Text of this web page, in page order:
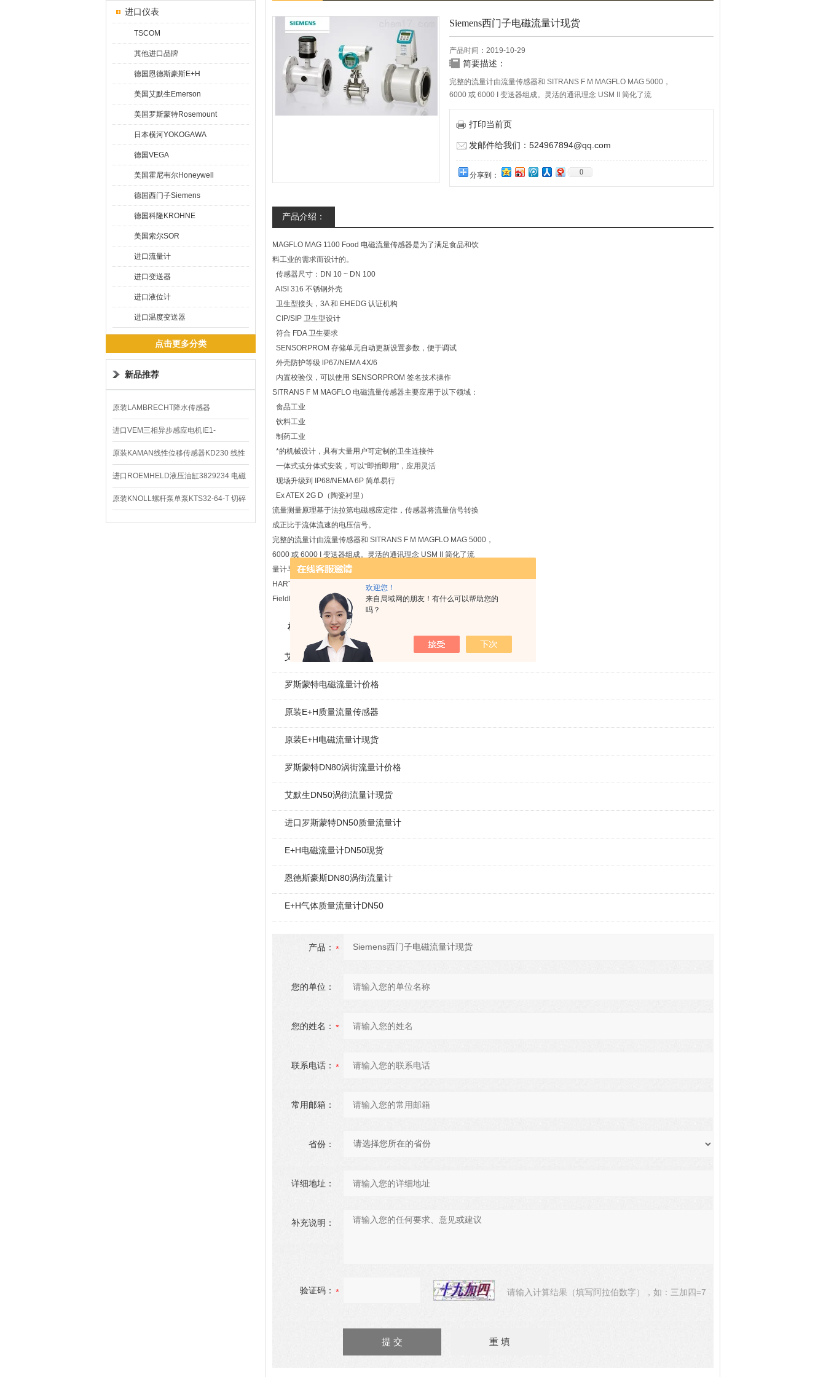
欢迎您！
来自局域网的朋友！有什么可以帮助您的
吗？
进口仪表
TSCOM
其他进口品牌
德国恩德斯豪斯E+H
美国艾默生Emerson
美国罗斯蒙特Rosemount
日本横河YOKOGAWA
德国VEGA
美国霍尼韦尔Honeywell
德国西门子Siemens
德国科隆KROHNE
美国索尔SOR
进口流量计
进口变送器
进口液位计
进口温度变送器
点击更多分类
新品推荐
原装LAMBRECHT降水传感器
00.14575.20气象仪
进口VEM三相异步感应电机IE1-
K21R80G4马达
原装KAMAN线性位移传感器KD230 线性
编码器
进口ROEMHELD液压油缸3829234 电磁
阀定位器
原装KNOLL螺杆泵单泵KTS32-64-T 切碎
排屑机
Siemens西门子电磁流量计现货
产品时间：2019-10-29
简要描述：
完整的流量计由流量传感器和 SITRANS F M MAGFLO MAG 5000，
6000 或 6000 I 变送器组成。灵活的通讯理念 USM II 简化了流
量计与众多不同总线系统的集成和升级。
打印当前页
发邮件给我们：524967894@qq.com
分享到： 0
产品介绍：
MAGFLO MAG 1100 Food 电磁流量传感器是为了满足食品和饮
料工业的需求而设计的。
传感器尺寸：DN 10 ~ DN 100
AISI 316 不锈钢外壳
卫生型接头，3A 和 EHEDG 认证机构
CIP/SIP 卫生型设计
符合 FDA 卫生要求
SENSORPROM 存储单元自动更新设置参数，便于调试
外壳防护等级 lP67/NEMA 4X/6
内置校验仪，可以使用 SENSORPROM 签名技术操作
SITRANS F M MAGFLO 电磁流量传感器主要应用于以下领域：
食品工业
饮料工业
制药工业
*的机械设计，具有大量用户可定制的卫生连接件
一体式或分体式安装，可以“即插即用”，应用灵活
现场升级到 IP68/NEMA 6P 简单易行
Ex ATEX 2G D（陶瓷衬里）
流量测量原理基于法拉第电磁感应定律，传感器将流量信号转换
成正比于流体流速的电压信号。
完整的流量计由流量传感器和 SITRANS F M MAGFLO MAG 5000，
6000 或 6000 I 变送器组成。灵活的通讯理念 USM II 简化了流
量计与众多不同总线系统的集成和升级。这些总线系统包括：
HART，PROFIBUS DP&PA，MODBUS，RTU/RS485 FOUNDAT10N
Fieldbus H1，DeviceNet
相关产品
艾默生DN50质量流量计
罗斯蒙特电磁流量计价格
原装E+H质量流量传感器
原装E+H电磁流量计现货
罗斯蒙特DN80涡街流量计价格
艾默生DN50涡街流量计现货
进口罗斯蒙特DN50质量流量计
E+H电磁流量计DN50现货
恩德斯豪斯DN80涡街流量计
E+H气体质量流量计DN50
产品：
您的单位：
您的姓名：
联系电话：
常用邮箱：
省份：
详细地址：
补充说明：
验证码： 请输入计算结果（填写阿拉伯数字），如：三加四=7